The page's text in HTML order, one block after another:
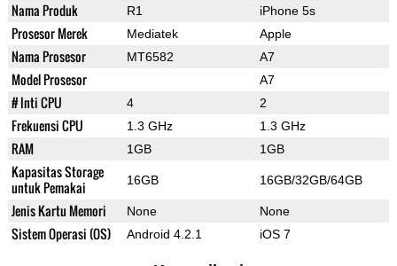
Nama Produk R1 iPhone 5s
Prosesor Merek Mediatek Apple
Nama Prosesor MT6582 A7
Model Prosesor A7
# Inti CPU 4 2
Frekuensi CPU 1.3 GHz 1.3 GHz
RAM 1GB 1GB
Kapasitas Storage
untuk Pemakai
16GB 16GB/32GB/64GB
Jenis Kartu Memori None None
Sistem Operasi (OS) Android 4.2.1 iOS 7